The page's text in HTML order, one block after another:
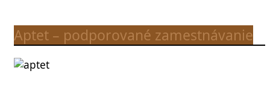
Aptet – podporované zamestnávanie